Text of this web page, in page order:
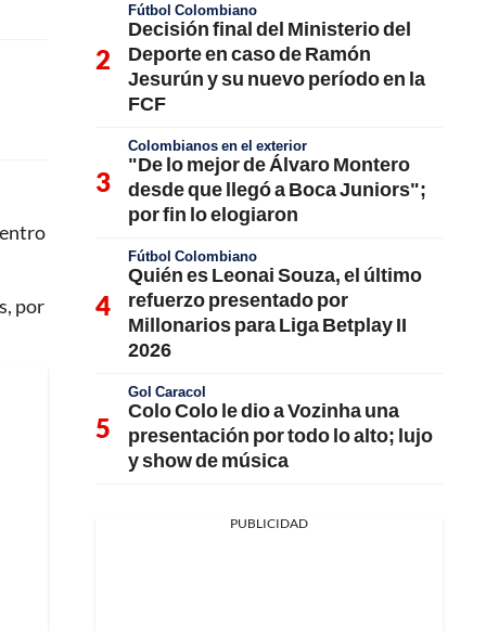
por
Fútbol Colombiano
Decisión final del Ministerio del
Deporte en caso de Ramón
Jesurún y su nuevo período en la
FCF
Colombianos en el exterior
"De lo mejor de Álvaro Montero
desde que llegó a Boca Juniors";
por fin lo elogiaron
Fútbol Colombiano
Quién es Leonai Souza, el último
refuerzo presentado por
Millonarios para Liga Betplay II
2026
Gol Caracol
Colo Colo le dio a Vozinha una
presentación por todo lo alto; lujo
y show de música
PUBLICIDAD